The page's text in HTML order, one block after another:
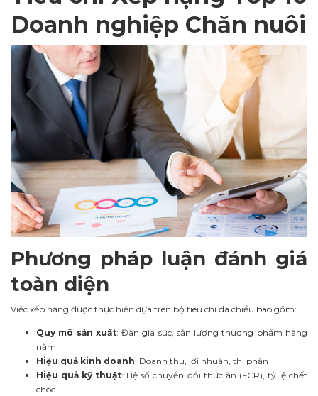
Doanh nghiệp Chăn nuôi
Phương pháp luận đánh giá
toàn diện
Việc xếp hạng được thực hiện dựa trên bộ tiêu chí đa chiều bao gồm:
Quy mô sản xuất: Đàn gia súc, sản lượng thương phẩm hàng
năm
Hiệu quả kinh doanh: Doanh thu, lợi nhuận, thị phần
Hiệu quả kỹ thuật: Hệ số chuyển đổi thức ăn (FCR), tỷ lệ chết
chóc